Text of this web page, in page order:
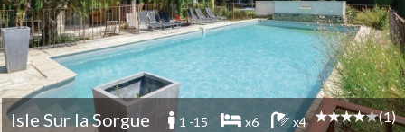
Isle Sur la Sorgue 1 -15 x6 x4 (1)